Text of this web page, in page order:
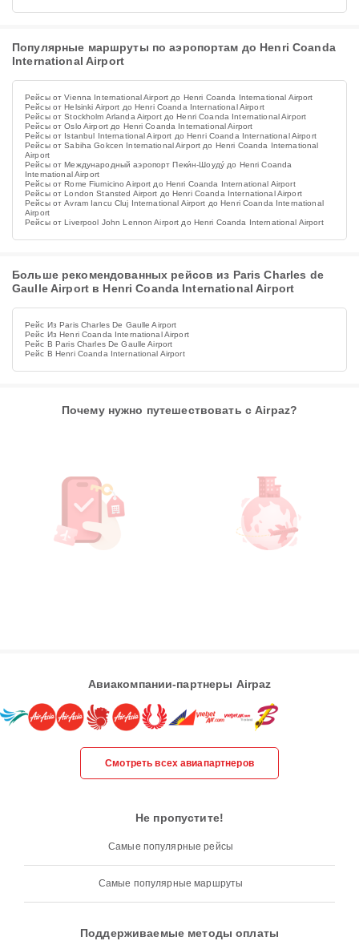
Популярные маршруты по аэропортам до Henri Coanda
International Airport
Рейсы от Vienna International Airport до Henri Coanda International Airport
Рейсы от Helsinki Airport до Henri Coanda International Airport
Рейсы от Stockholm Arlanda Airport до Henri Coanda International Airport
Рейсы от Oslo Airport до Henri Coanda International Airport
Рейсы от Istanbul International Airport до Henri Coanda International Airport
Рейсы от Sabiha Gokcen International Airport до Henri Coanda International
Airport
Рейсы от Международный аэропорт Пеки́н-Шоуду́ до Henri Coanda
International Airport
Рейсы от Rome Fiumicino Airport до Henri Coanda International Airport
Рейсы от London Stansted Airport до Henri Coanda International Airport
Рейсы от Avram Iancu Cluj International Airport до Henri Coanda International
Airport
Рейсы от Liverpool John Lennon Airport до Henri Coanda International Airport
Больше рекомендованных рейсов из Paris Charles de
Gaulle Airport в Henri Coanda International Airport
Рейс Из Paris Charles De Gaulle Airport
Рейс Из Henri Coanda International Airport
Рейс В Paris Charles De Gaulle Airport
Рейс В Henri Coanda International Airport
Почему нужно путешествовать с Airpaz?
Авиакомпании-партнеры Airpaz
Смотреть всех авиапартнеров
Не пропустите!
Самые популярные рейсы
Самые популярные маршруты
Поддерживаемые методы оплаты